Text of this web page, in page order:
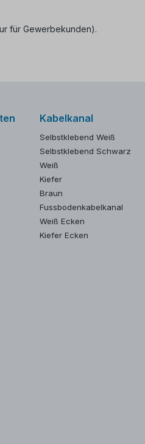
für Gewerbekunden).
Kabelkanal
Selbstklebend Weiß
Selbstklebend Schwarz
Weiß
Kiefer
Braun
Fussbodenkabelkanal
Weiß Ecken
Kiefer Ecken